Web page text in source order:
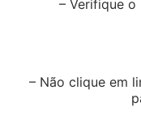
e a Receita
pelo TRF-3, o
esta decisão, o
sentença,
– Verifique
– Não clique em